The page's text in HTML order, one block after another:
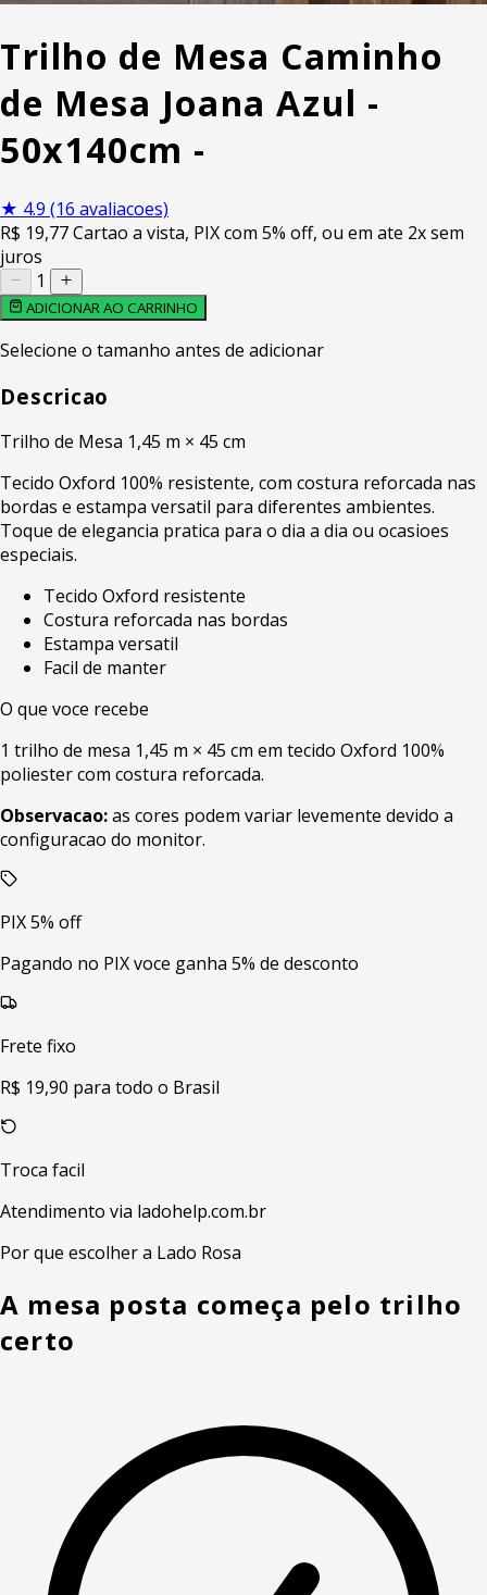
Trilho de Mesa Caminho
de Mesa Joana Azul -
50x140cm -
★ 4.9 (16 avaliacoes)
R$ 19,77Cartao a vista, PIX com 5% off, ou em ate 2x sem
juros
1
ADICIONAR AO CARRINHO
Selecione o tamanho antes de adicionar
Descricao
Trilho de Mesa 1,45 m × 45 cm
Tecido Oxford 100% resistente, com costura reforcada nas
bordas e estampa versatil para diferentes ambientes.
Toque de elegancia pratica para o dia a dia ou ocasioes
especiais.
Tecido Oxford resistente
Costura reforcada nas bordas
Estampa versatil
Facil de manter
O que voce recebe
1 trilho de mesa 1,45 m × 45 cm em tecido Oxford 100%
poliester com costura reforcada.
Observacao:as cores podem variar levemente devido a
configuracao do monitor.
PIX 5% off
Pagando no PIX voce ganha 5% de desconto
Frete fixo
R$ 19,90 para todo o Brasil
Troca facil
Atendimento via ladohelp.com.br
Por que escolher a Lado Rosa
A mesa posta começa pelo trilho
certo